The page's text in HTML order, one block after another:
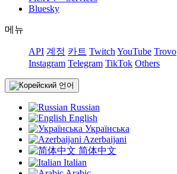
Bluesky
메뉴
API 계정 카트 Twitch YouTube Trovo
Instagram Telegram TikTok Others
언어
Russian
English
Українська
Azerbaijani
简体中文
Italian